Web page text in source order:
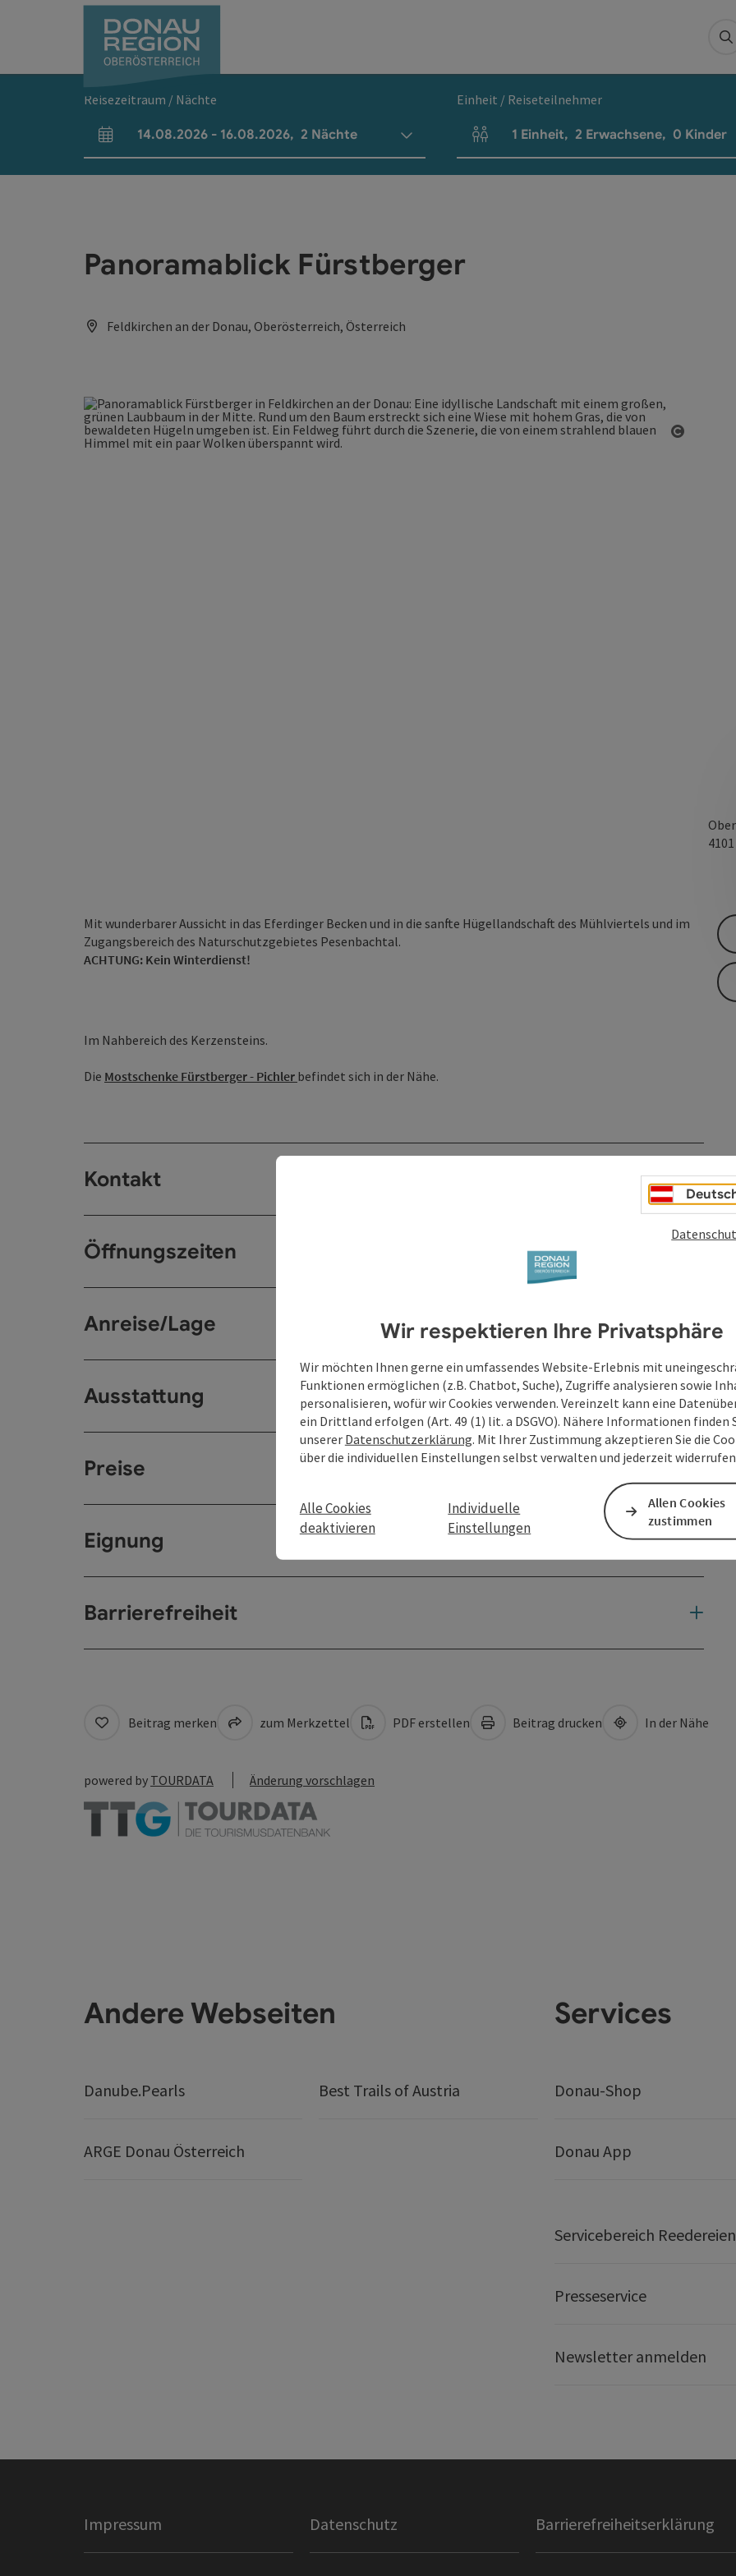
Reisezeitraum / Nächte
An- und Abreisefelder
14.08.2026 - 16.08.2026, 2 Nächte
Einheit / Reiseteilnehmer
Einheitenanzahl und Personenfelder
1 Einheit, 2 Erwachsene, 0 Kinder
Panoramablick Fürstberger
Feldkirchen an der Donau, Oberösterreich, Österreich
4101
Mit wunderbarer Aussicht in das Eferdinger Becken und in die sanfte Hügellandschaft des Mühlviertels und im
Zugangsbereich des Naturschutzgebietes Pesenbachtal.
ACHTUNG: Kein Winterdienst!
Im Nahbereich des Kerzensteins.
Die Mostschenke Fürstberger - Pichler befindet sich in der Nähe.
Kontakt
Öffnungszeiten
Anreise/Lage
Ausstattung
Preise
Eignung
Barrierefreiheit
Beitrag merken zum Merkzettel PDF erstellen Beitrag drucken In der Nähe
powered by TOURDATA Änderung vorschlagen
Andere Webseiten
Danube.Pearls Best Trails of Austria
ARGE Donau Österreich
Services
Donau-Shop
Donau App
Servicebereich Reedereien
Presseservice
Newsletter anmelden
Impressum Datenschutz Barrierefreiheitserklärung
Wir respektieren Ihre Privatsphäre
Wir möchten Ihnen gerne ein umfassendes Website-Erlebnis mit
Funktionen ermöglichen (z.B. Chatbot, Suche), Zugriffe analysieren sowie
personalisieren, wofür wir Cookies verwenden. Vereinzelt kann eine
ein Drittland erfolgen (Art. 49 (1) lit. a DSGVO). Nähere Informationen finden
unserer Datenschutzerklärung. Mit Ihrer Zustimmung akzeptieren Sie die
über die individuellen Einstellungen selbst verwalten und jederzeit
Alle Cookies
deaktivieren
Individuelle
Einstellungen
Allen Cookies
zustimmen